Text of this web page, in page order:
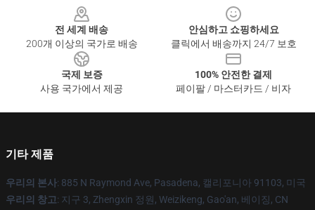
전 세계 배송
200개 이상의 국가로 배송
안심하고 쇼핑하세요
클릭에서 배송까지 24/7 보호
국제 보증
사용 국가에서 제공
100% 안전한 결제
페이팔 / 마스터카드 / 비자
기타 제품
우리의 본사: 885 N Raymond Ave, Pasadena, 캘리포니아 91103, 미국
우리의 창고: 지구 3, Zhengxin 정원, Weizikeng, Gao'an, 베이징, CN